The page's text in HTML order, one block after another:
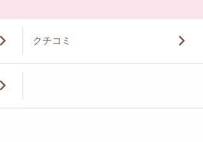
クチコミ